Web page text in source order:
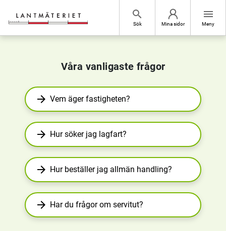
search
Sök Mina sidor
menu
Meny
Våra vanligaste frågor
arrow_forward Vem äger fastigheten?
arrow_forward Hur söker jag lagfart?
arrow_forward Hur beställer jag allmän handling?
arrow_forward Har du frågor om servitut?